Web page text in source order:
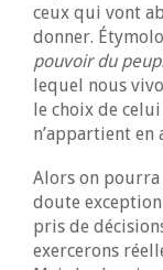
ceux qui vont
donner.
pouvoir du
lequel nous
le choix de
n’appartient en
Alors on pourra
doute
pris de
exercerons